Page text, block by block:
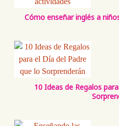
Cómo enseñar inglés a
10 Ideas de Regalos